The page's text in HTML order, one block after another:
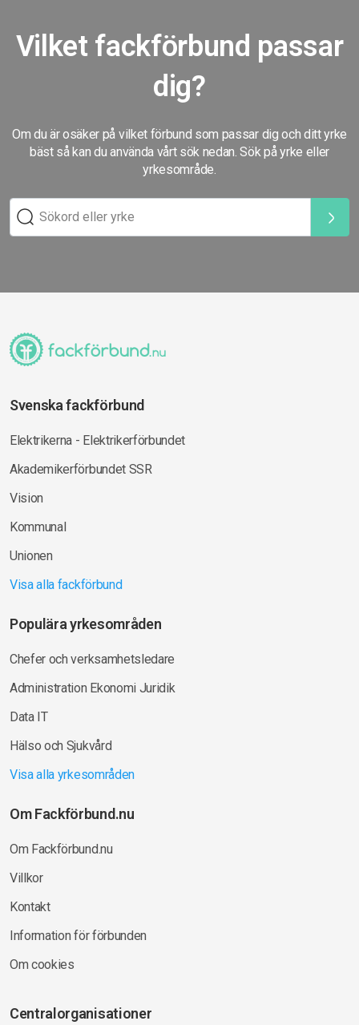
Vilket fackförbund passar
dig?
Om du är osäker på vilket förbund som passar dig och ditt yrke
bäst så kan du använda vårt sök nedan. Sök på yrke eller
yrkesområde.
Svenska fackförbund
Elektrikerna - Elektrikerförbundet
Akademikerförbundet SSR
Vision
Kommunal
Unionen
Visa alla fackförbund
Populära yrkesområden
Chefer och verksamhetsledare
Administration Ekonomi Juridik
Data IT
Hälso och Sjukvård
Visa alla yrkesområden
Om Fackförbund.nu
Om Fackförbund.nu
Villkor
Kontakt
Information för förbunden
Om cookies
Centralorganisationer